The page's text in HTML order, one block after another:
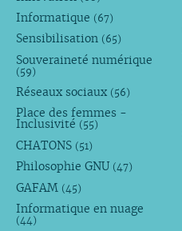
Informatique (67)
Sensibilisation (65)
Souveraineté numérique
(59)
Réseaux sociaux (56)
Place des femmes -
Inclusivité (55)
CHATONS (51)
Philosophie GNU (47)
GAFAM (45)
Informatique en nuage
(44)